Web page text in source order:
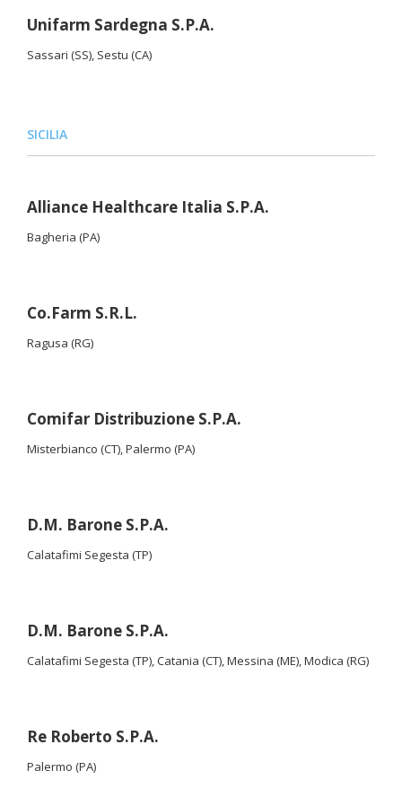
Unifarm Sardegna S.P.A.
Sassari (SS), Sestu (CA)
SICILIA
Alliance Healthcare Italia S.P.A.
Bagheria (PA)
Co.Farm S.R.L.
Ragusa (RG)
Comifar Distribuzione S.P.A.
Misterbianco (CT), Palermo (PA)
D.M. Barone S.P.A.
Calatafimi Segesta (TP)
D.M. Barone S.P.A.
Calatafimi Segesta (TP), Catania (CT), Messina (ME), Modica (RG)
Re Roberto S.P.A.
Palermo (PA)